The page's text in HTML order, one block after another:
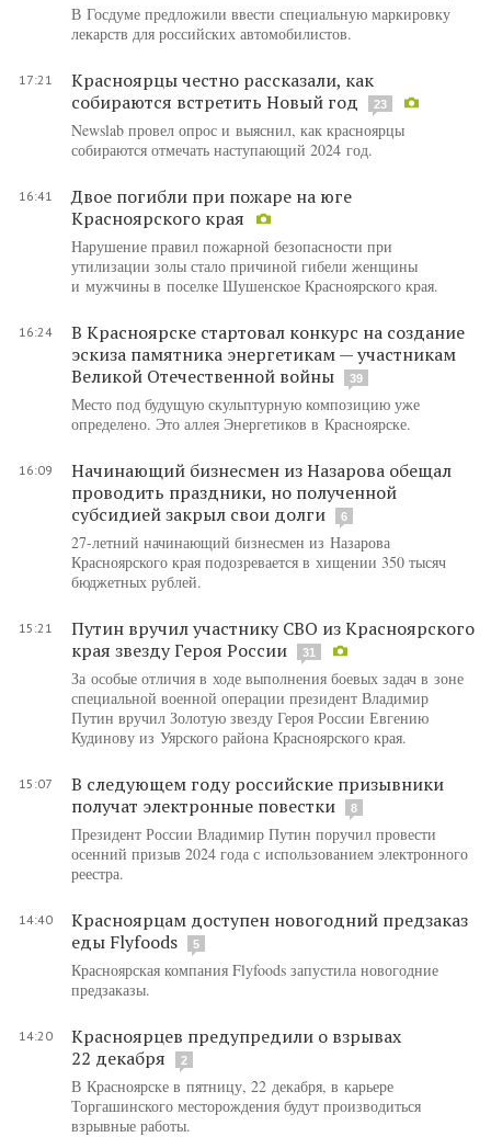
В Госдуме предложили ввести специальную маркировку
лекарств для российских автомобилистов.
17:21
Красноярцы честно рассказали, как
собираются встретить Новый год
23
Newslab провел опрос и выяснил, как красноярцы
собираются отмечать наступающий 2024 год.
16:41
Двое погибли при пожаре на юге
Красноярского края
Нарушение правил пожарной безопасности при
утилизации золы стало причиной гибели женщины
и мужчины в поселке Шушенское Красноярского края.
16:24
В Красноярске стартовал конкурс на создание
эскиза памятника энергетикам — участникам
Великой Отечественной войны
39
Место под будущую скульптурную композицию уже
определено. Это аллея Энергетиков в Красноярске.
16:09
Начинающий бизнесмен из Назарова обещал
проводить праздники, но полученной
субсидией закрыл свои долги
6
27-летний начинающий бизнесмен из Назарова
Красноярского края подозревается в хищении 350 тысяч
бюджетных рублей.
15:21
Путин вручил участнику СВО из Красноярского
края звезду Героя России
31
За особые отличия в ходе выполнения боевых задач в зоне
специальной военной операции президент Владимир
Путин вручил Золотую звезду Героя России Евгению
Кудинову из Уярского района Красноярского края.
15:07
В следующем году российские призывники
получат электронные повестки
8
Президент России Владимир Путин поручил провести
осенний призыв 2024 года с использованием электронного
реестра.
14:40
Красноярцам доступен новогодний предзаказ
еды Flyfoods
5
Красноярская компания Flyfoods запустила новогодние
предзаказы.
14:20
Красноярцев предупредили о взрывах
22 декабря
2
В Красноярске в пятницу, 22 декабря, в карьере
Торгашинского месторождения будут производиться
взрывные работы.